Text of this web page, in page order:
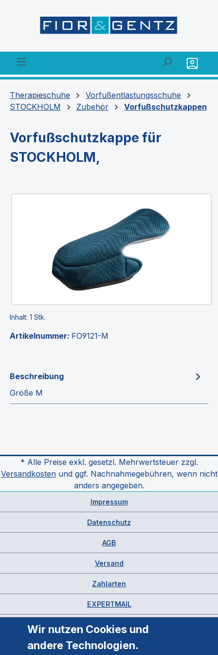
Therapieschuhe
Vorfußentlastungsschuhe
STOCKHOLM
Zubehör Vorfußschutzkappen
Vorfußschutzkappe für
STOCKHOLM,
Inhalt: 1 Stk.
Artikelnummer: FO9121-M
Beschreibung
Größe M
* Alle Preise exkl. gesetzl. Mehrwertsteuer zzgl.
Versandkostenund ggf. Nachnahmegebühren, wenn nicht
anders angegeben.
Impressum
Datenschutz
AGB
Versand
Zahlarten
EXPERTMAIL
Wir nutzen Cookies und
andere Technologien.